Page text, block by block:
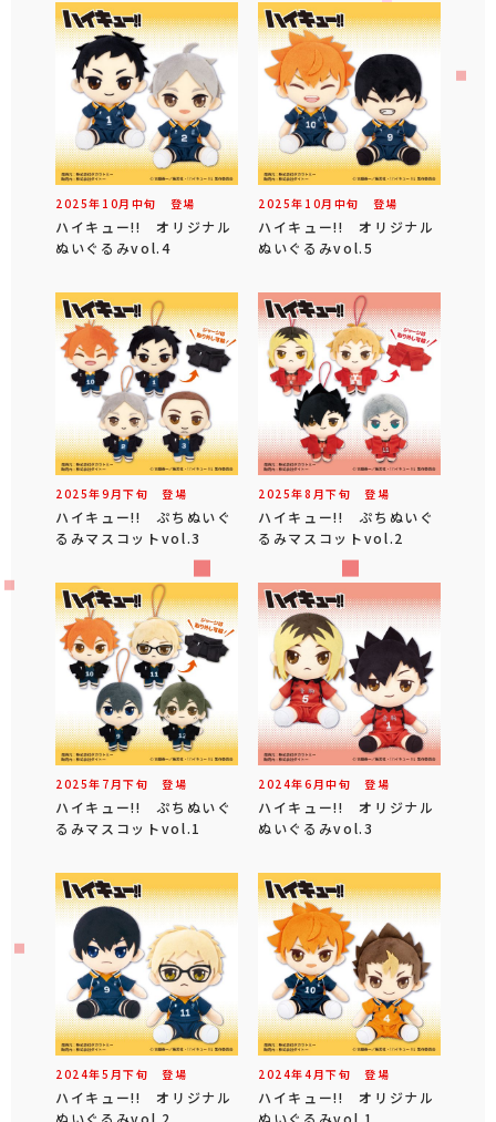
2025年 10月 中旬 登場
ハイキュー!! オリジナル
ぬいぐるみvol.4
2025年 10月 中旬 登場
ハイキュー!! オリジナル
ぬいぐるみvol.5
2025年9 月下旬 登場
ハイキュー!! ぷちぬいぐ
るみマスコットvol.3
2025年8 月下旬 登場
ハイキュー!! ぷちぬいぐ
るみマスコットvol.2
2025年 7 月下旬 登場
ハイキュー!! ぷちぬいぐ
るみマスコットvol.1
2024年6 月中旬 登場
ハイキュー!! オリジナル
ぬいぐるみvol.3
2024年5 月下旬 登場
ハイキュー!! オリジナル
2024年4 月下旬 登場
ハイキュー!! オリジナル